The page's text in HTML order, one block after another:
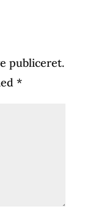
publiceret.
*